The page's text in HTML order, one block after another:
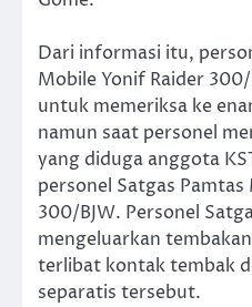
Dari informasi itu,
Mobile Yonif Raider
untuk memeriksa ke
namun saat personel
yang diduga anggota
personel Satgas
300/BJW. Personel
mengeluarkan
terlibat kontak tembak
separatis tersebut.